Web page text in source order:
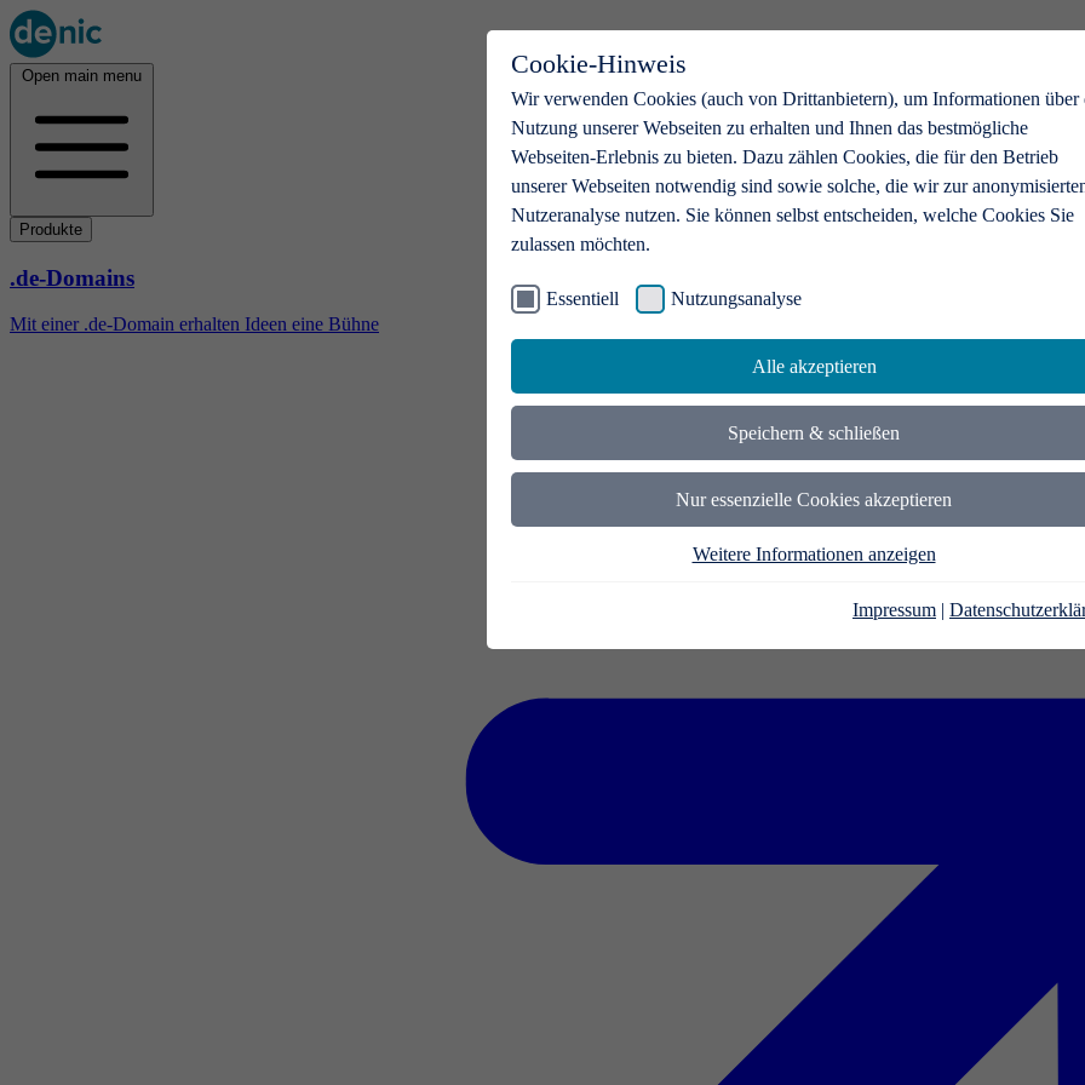
Cookie-Hinweis
Wir verwenden Cookies (auch von Drittanbietern), um Informationen über
Nutzung unserer Webseiten zu erhalten und Ihnen das bestmögliche
Webseiten-Erlebnis zu bieten. Dazu zählen Cookies, die für den Betrieb
unserer Webseiten notwendig sind sowie solche, die wir zur
Nutzeranalyse nutzen. Sie können selbst entscheiden, welche Cookies Sie
zulassen möchten.
Essentiell Nutzungsanalyse
Alle akzeptieren
Speichern & schließen
Nur essenzielle Cookies akzeptieren
Weitere Informationen anzeigen
Impressum |
Open main menu
Produkte
.de-Domains
Mit einer .de-Domain erhalten Ideen eine Bühne